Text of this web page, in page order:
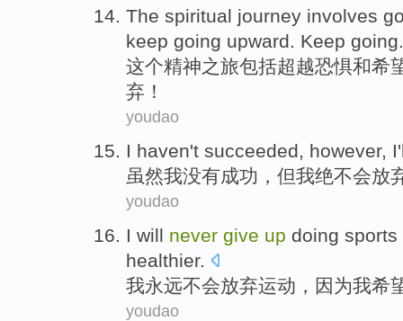
The spiritual journey involves
keep going upward. Keep
这个精神之旅包括超越恐惧和希
弃 ！
youdao
I haven't succeeded, however, I
虽然我没有成功 ， 但我绝不会放
youdao
I will never give up doing sports
healthier.
我永远不会放弃运动 ， 因为我希
youdao